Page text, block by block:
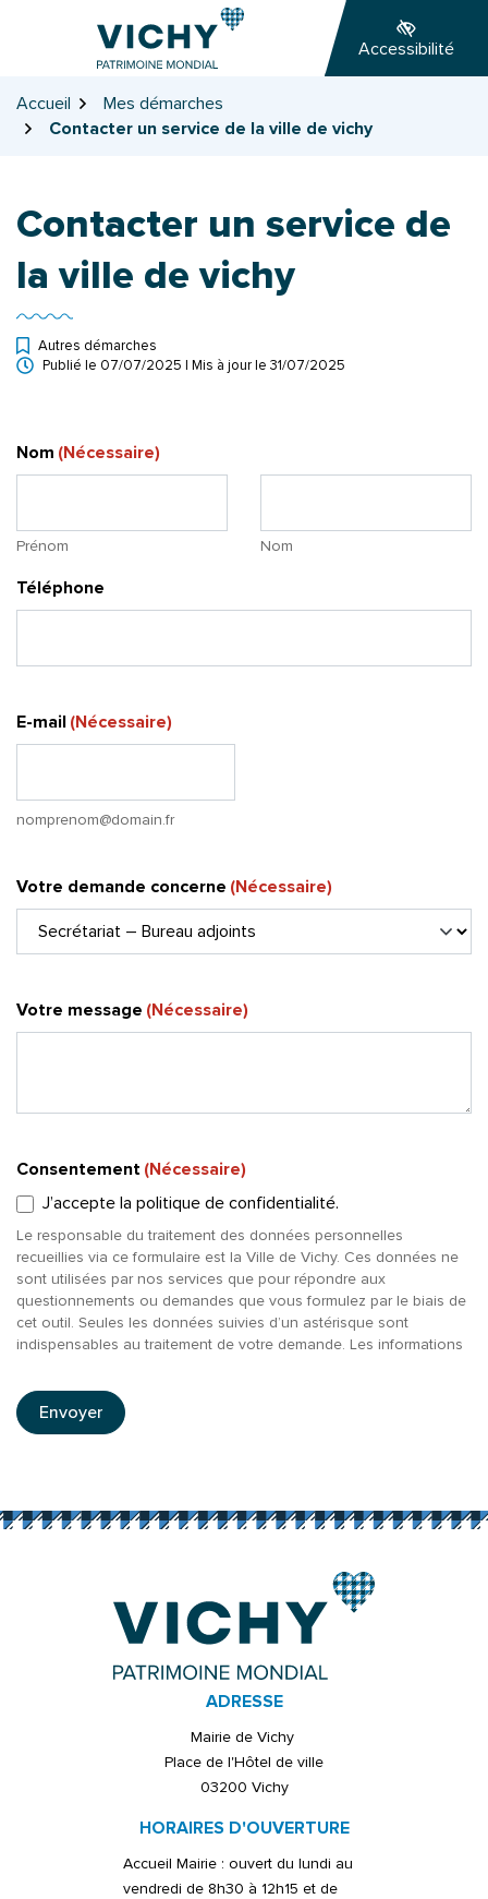
page
Accessibilité
Accueil
Mes démarches
Contacter un service de la ville de vichy
Contacter un service de
la ville de vichy
Autres démarches
Publié le 07/07/2025 | Mis à jour le 31/07/2025
Nom (Nécessaire)
Prénom Nom
Téléphone
E-mail (Nécessaire)
nomprenom@domain.fr
Votre demande concerne (Nécessaire)
Votre message (Nécessaire)
Consentement (Nécessaire)
J’accepte la politique de confidentialité.
Le responsable du traitement des données personnelles
recueillies via ce formulaire est la Ville de Vichy. Ces données ne
sont utilisées par nos services que pour répondre aux
questionnements ou demandes que vous formulez par le biais de
cet outil. Seules les données suivies d’un astérisque sont
indispensables au traitement de votre demande. Les informations
transfert vers un pays tiers à l’Union Européenne. Dans le cadre
de sa politique globale de sécurité informatiques et libertés, la
Ville de Vichy met tout en œuvre pour veiller à garantir la sécurité,
rectification,… plus d’infos sur www.cnil.fr). Pour les excercer, il vous
de Vichy – Place de l’Hôtel de ville – 03200 VICHY.
si vous estimez, après l’avoir contacté, que vos droits «
Informatique et Libertés » ne sont pas respectés vous pouvez
adresser directement une réclamation à la CNIL.
Envoyer
ADRESSE
Mairie de Vichy
Place de l'Hôtel de ville
03200 Vichy
HORAIRES D'OUVERTURE
Accueil Mairie : ouvert du lundi au
vendredi de 8h30 à 12h15 et de